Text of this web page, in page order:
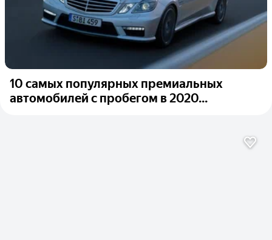
10 самых популярных премиальных
автомобилей с пробегом в 2020...